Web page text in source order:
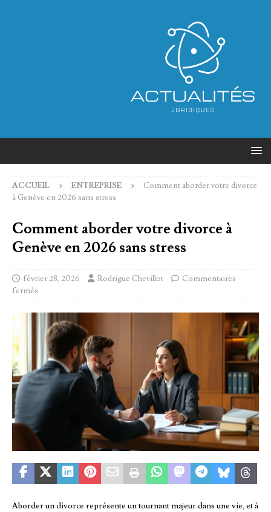
ACCUEIL ENTREPRISE
Comment aborder votre divorce
à Genève en 2026 sans stress
Comment aborder votre divorce à
Genève en 2026 sans stress
février 28, 2026 Rodrigue Chevillot
Commentaires
fermés
Aborder un divorce représente un tournant majeur dans une vie, et à